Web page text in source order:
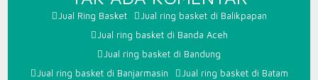
RING
Jual Ring Basket
Jual ring basket di Balikpapan
Jual ring basket di Banda Aceh
Jual ring basket di Bandung
Jual ring basket di Banjarmasin
Jual ring basket di Batam